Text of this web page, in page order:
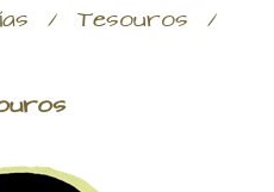
/ Tesouros /